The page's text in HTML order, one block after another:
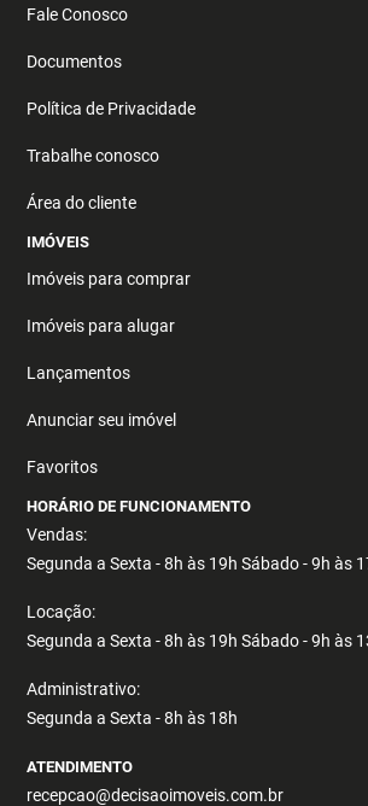
Fale Conosco
Documentos
Política de Privacidade
Trabalhe conosco
Área do cliente
IMÓVEIS
Imóveis para comprar
Imóveis para alugar
Lançamentos
Anunciar seu imóvel
Favoritos
HORÁRIO DE FUNCIONAMENTO
Vendas:
Segunda a Sexta - 8h às 19h Sábado - 9h às
Locação:
Segunda a Sexta - 8h às 19h Sábado - 9h às
Administrativo:
Segunda a Sexta - 8h às 18h
ATENDIMENTO
recepcao@decisaoimoveis.com.br